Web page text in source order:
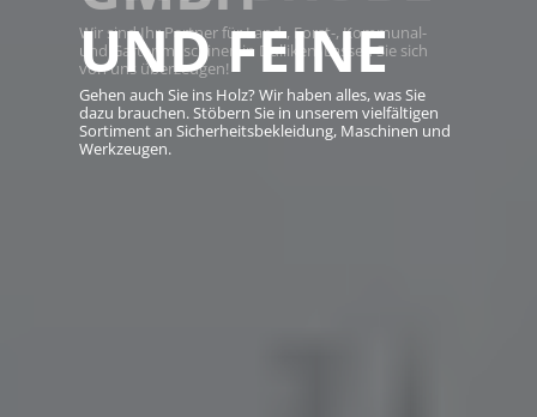
Wir sind Ihr Partner für Land-, Forst-, Kommunal-
und Gartenmaschinen in Dulliken. Lassen Sie sich
von uns überzeugen!
UND FEINE
Gehen auch Sie ins Holz? Wir haben alles, was Sie
dazu brauchen. Stöbern Sie in unserem vielfältigen
Sortiment an Sicherheitsbekleidung, Maschinen und
Werkzeugen.